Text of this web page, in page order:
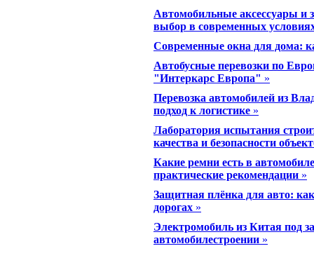
Автомобильные аксессуары и
выбор в современных
Современные окна для дома:
Автобусные перевозки по
"Интеркарс Европа" »
Перевозка автомобилей из
подход к логистике »
Лаборатория испытания
качества и безопасности
Какие ремни есть в
практические рекомендации »
Защитная плёнка для авто:
дорогах »
Электромобиль из Китая под
автомобилестроении »